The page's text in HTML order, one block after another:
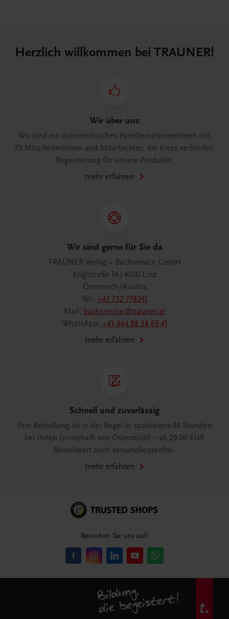
Herzlich willkommen bei TRAUNER!
Wir über uns
Wir sind ein österreichisches Familienunternehmen mit
75 Mitarbeiterinnen und Mitarbeitern, die eines verbindet:
Begeisterung für unsere Produkte.
mehr erfahren
Wir sind gerne für Sie da
TRAUNER Verlag + Buchservice GmbH
Köglstraße 14 | 4020 Linz
Österreich/Austria
Tel.: +43 732 778241
Mail: buchservice@trauner.at
WhatsApp: +43 664 88 58 69 41
mehr erfahren
Schnell und zuverlässig
Ihre Bestellung ist in der Regel in spätestens 48 Stunden
bei Ihnen (innerhalb von Österreich) – ab 29,00 EUR
Bestellwert auch versandkostenfrei.
mehr erfahren
Besuchen Sie uns auf: